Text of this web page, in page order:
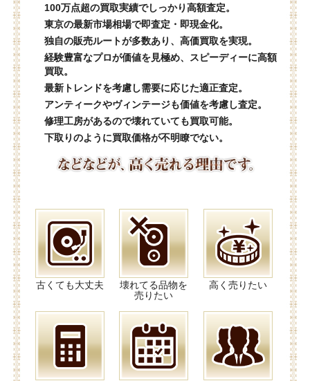
100万点超の買取実績でしっかり高額査定。
東京の最新市場相場で即査定・即現金化。
独自の販売ルートが多数あり、高価買取を実現。
経験豊富なプロが価値を見極め、スピーディーに高額
買取。
最新トレンドを考慮し需要に応じた適正査定。
アンティークやヴィンテージも価値を考慮し査定。
修理工房があるので壊れていても買取可能。
下取りのように買取価格が不明瞭でない。
古くても大丈夫
壊れてる品物を
売りたい
高く売りたい